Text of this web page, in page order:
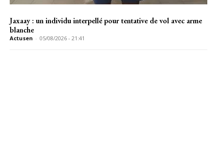
Jaxaay : un individu interpellé pour tentative de vol avec arme
blanche
Actusen - 05/08/2026 - 21:41